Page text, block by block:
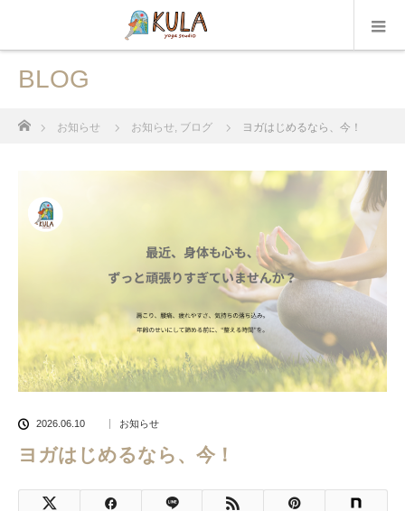
BLOG
ホーム
お知らせ お知らせ, ブログ ヨガはじめるなら、今！
2026.06.10 お知らせ
ヨガはじめるなら、今！